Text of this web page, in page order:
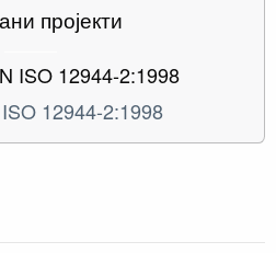
пројекти
ISO 12944-2:1998
ISO 12944-2:1998